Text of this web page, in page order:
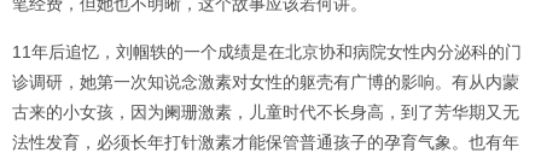
11年后追忆，刘帼轶的一个成绩是在北京协和病院女性内分泌科的门
诊调研，她第一次知说念激素对女性的躯壳有广博的影响。有从内蒙
古来的小女孩，因为阑珊激素，儿童时代不长身高，到了芳华期又无
法性发育，必须长年打针激素才能保管普通孩子的孕育气象。也有年